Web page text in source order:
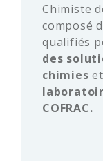
Chimiste
composé
qualifiés
des
chimies
COFRAC.